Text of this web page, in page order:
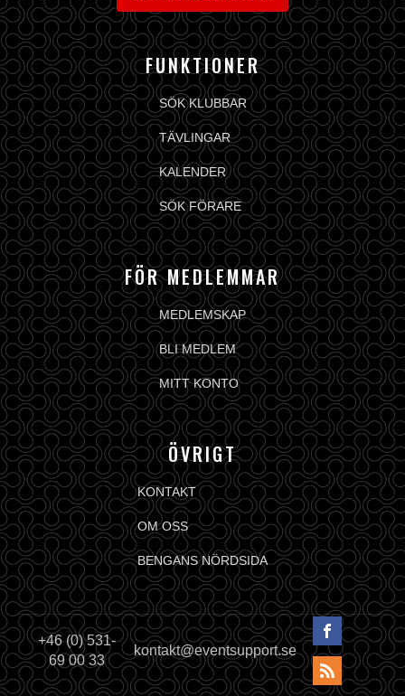
FUNKTIONER
SÖK KLUBBAR
TÄVLINGAR
KALENDER
SÖK FÖRARE
FÖR MEDLEMMAR
MEDLEMSKAP
BLI MEDLEM
MITT KONTO
ÖVRIGT
KONTAKT
OM OSS
BENGANS NÖRDSIDA
+46 (0) 531-
69 00 33
kontakt@eventsupport.se